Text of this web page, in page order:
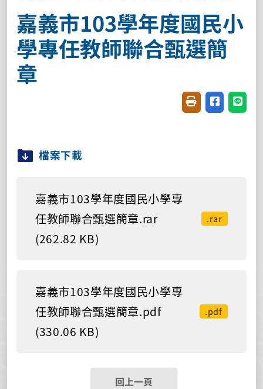
嘉義市103學年度國民小
學專任教師聯合甄選簡
章
友善列印(開新視
分享至臉書
分享
檔案下載
嘉義市103學年度國民小學專
任教師聯合甄選簡章.rar
(262.82 KB)
.rar
嘉義市103學年度國民小學專
任教師聯合甄選簡章.pdf
(330.06 KB)
.pdf
回上一頁